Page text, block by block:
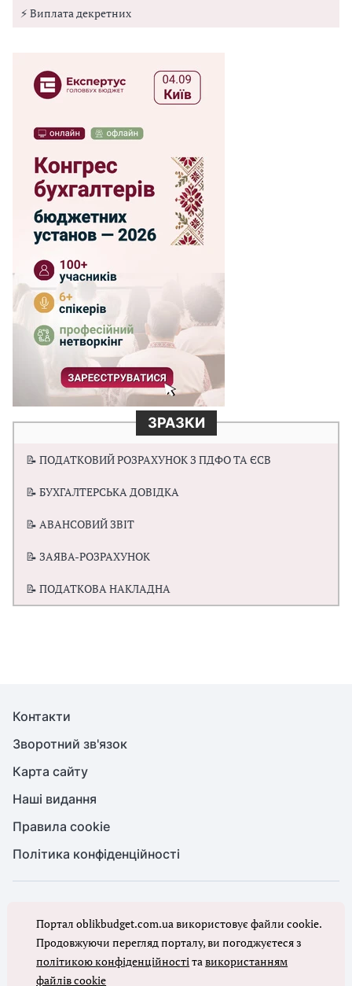
⚡ Виплата декретних
ЗРАЗКИ
📝 ПОДАТКОВИЙ РОЗРАХУНОК З ПДФО ТА ЄСВ
📝 БУХГАЛТЕРСЬКА ДОВІДКА
📝 АВАНСОВИЙ ЗВІТ
📝 ЗАЯВА-РОЗРАХУНОК
📝 ПОДАТКОВА НАКЛАДНА
Контакти
Зворотний зв'язок
Карта сайту
Наші видання
Правила cookie
Політика конфіденційності
Повне або часткове копіювання будь-яких матеріалів порталу,
цитування, публікація їх анотованих оглядів допускаються лише з
письмового дозволу редакції порталу
Портал oblikbudget.com.ua використовує файли cookie.
Продовжуючи перегляд порталу, ви погоджуєтеся з
політикою конфіденційностітавикористанням
файлів cookie